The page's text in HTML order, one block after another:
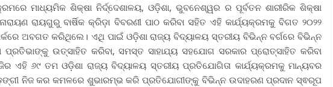
ମାଧ୍ୟମିକ ଶିକ୍ଷା ନିର୍ଦ୍ଦେଶାଳୟ, ଓଡ଼ିଶା, ଭୁବନେଶ୍ୱର ର ପୂର୍ବତନ ଶାରୀରିକ ଶିକ୍ଷା
ରାୟଗୁରୁ ବାର୍ଷିକ କ୍ରିଡ଼ା ବିବରଣୀ ପାଠ କରିବା ସହିତ ଏହି କାର୍ଯ୍ୟକ୍ରମକୁ ବିଗତ ୨୦୨୨
ଅବଗତ କରିଥିଲେ। ଏଥି ପାଇଁ ଓଡ଼ିଶା ରାଜ୍ୟ ବିଦ୍ୟାଳୟ ସ୍ତରୀୟ ବିଭିନ୍ନ ବର୍ଗରେ ବିଭିନ୍ନ
ଉତ୍ସାହିତ କରିବା, ସମସ୍ତ ସାହାଯ୍ୟ ସହଯୋଗ ସରକାର ପ୍ରୋତ୍ସାହିତ କରିବା
୬୯ ତମ ଓଡ଼ିଶା ରାଜ୍ୟ ବିଦ୍ୟାଳୟ ସ୍ତରୀୟ ପ୍ରତିଯୋଗିତା କାର୍ଯ୍ୟକ୍ରମକୁ ମାନ୍ୟବର
ନିଜ କର କମଳରେ ଶୁଭାରମ୍ଭ କରି ପ୍ରତିଯୋଗୀଙ୍କୁ ବିଭିନ୍ନ ଉଦାହରଣ ପ୍ରଦାନ ସ୍ଵରୂପ